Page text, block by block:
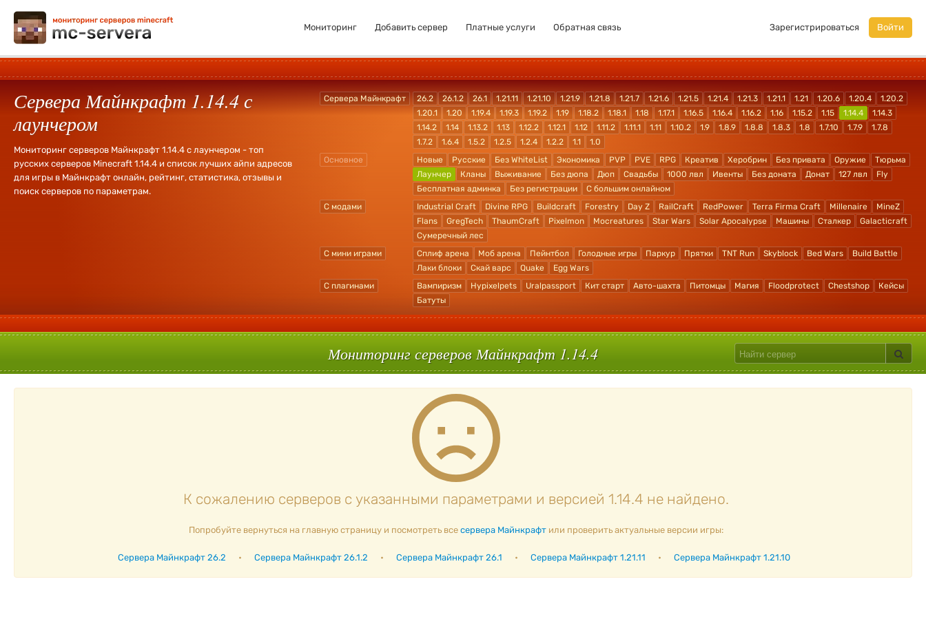
Мониторинг Добавить сервер Платные услуги Обратная связь Зарегистрироваться Войти
Сервера Майнкрафт 1.14.4 с
лаунчером
Мониторинг серверов Майнкрафт 1.14.4 с лаунчером - топ
русских серверов Minecraft 1.14.4 и список лучших айпи адресов
для игры в Майнкрафт онлайн, рейтинг, статистика, отзывы и
поиск серверов по параметрам.
Сервера Майнкрафт 26.2 26.1.2 26.1 1.21.11 1.21.10 1.21.9 1.21.8 1.21.7 1.21.6 1.21.5 1.21.4 1.21.3 1.21.1 1.21 1.20.6 1.20.4
1.20.2
1.20.1
1.20 1.19.4 1.19.3 1.19.2 1.19 1.18.2 1.18.1 1.18 1.17.1 1.16.5 1.16.4 1.16.2 1.16 1.15.2 1.15 1.14.4
1.14.3
1.14.2
1.14 1.13.2 1.13 1.12.2 1.12.1 1.12 1.11.2 1.11.1 1.11 1.10.2 1.9 1.8.9 1.8.8 1.8.3 1.8 1.7.10 1.7.9
1.7.8
1.7.2
1.6.4 1.5.2 1.2.5 1.2.4 1.2.2 1.1
1.0
Основное
Новые Русские Без WhiteList Экономика PVP PVE RPG Креатив Херобрин Без привата Оружие
Тюрьма
Лаунчер
Кланы Выживание Без дюпа Дюп Свадьбы 1000 лвл Ивенты Без доната Донат 127 лвл
Fly
Бесплатная админка
Без регистрации
С большим онлайном
С модами
Industrial Craft Divine RPG Buildcraft Forestry Day Z RailCraft RedPower Terra Firma Craft Millenaire
MineZ
Flans
GregTech ThaumCraft Pixelmon Mocreatures Star Wars Solar Apocalypse Машины Сталкер
Galacticraft
Сумеречный лес
С мини играми
Сплиф арена Моб арена Пейнтбол Голодные игры Паркур Прятки TNT Run Skyblock Bed Wars
Build Battle
Лаки блоки
Скай варс Quake
Egg Wars
С плагинами
Вампиризм Hypixelpets Uralpassport Кит старт Авто-шахта Питомцы Магия Floodprotect Chestshop
Кейсы
Батуты
Мониторинг серверов Майнкрафт 1.14.4
К сожалению серверов с указанными параметрами и версией 1.14.4 не найдено.
Попробуйте вернуться на главную страницу и посмотреть все сервера Майнкрафтили проверить актуальные версии игры:
Сервера Майнкрафт 26.2 • Сервера Майнкрафт 26.1.2 • Сервера Майнкрафт 26.1 • Сервера Майнкрафт 1.21.11 • Сервера Майнкрафт 1.21.10